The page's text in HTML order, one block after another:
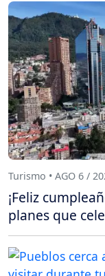
Turismo • AGO 6 /
¡Feliz
planes que